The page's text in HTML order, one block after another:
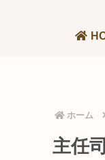
ホーム
主任